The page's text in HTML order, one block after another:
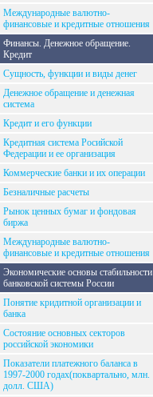
Международные валютно-
финансовые и кредитные отношения
Финансы. Денежное обращение.
Кредит
Сущность, функции и виды денег
Денежное обращение и денежная
система
Кредит и его функции
Кредитная система Росийской
Федерации и ее организация
Коммерческие банки и их операции
Безналичные расчеты
Рынок ценных бумаг и фондовая
биржа
Международные валютно-
финансовые и кредитные отношения
Экономические основы стабильности
банковской системы России
Понятие кридитной организации и
банка
Состояние основных секторов
российской экономики
Показатели платежного баланса в
1997-2000 годах(поквартально, млн.
долл. США)